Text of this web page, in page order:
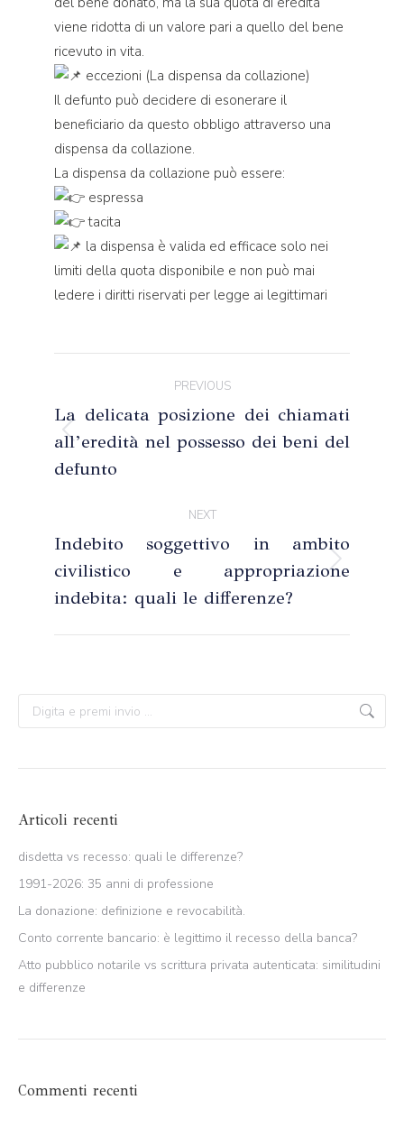
viene ridotta di un valore pari a quello del bene
ricevuto in vita.
eccezioni (La dispensa da collazione)
Il defunto può decidere di esonerare il
beneficiario da questo obbligo attraverso una
dispensa da collazione.
La dispensa da collazione può essere:
espressa
tacita
la dispensa è valida ed efficace solo nei
limiti della quota disponibile e non può mai
ledere i diritti riservati per legge ai legittimari
navigation
PREVIOUS
Previous
La delicata posizione dei chiamati
all’eredità nel possesso dei beni del
defunto
NEXT
Next
post:
Indebito soggettivo in ambito
civilistico e appropriazione
indebita: quali le differenze?
Search:
Articoli recenti
disdetta vs recesso: quali le differenze?
1991-2026: 35 anni di professione
La donazione: definizione e revocabilità.
Conto corrente bancario: è legittimo il recesso della banca?
Atto pubblico notarile vs scrittura privata autenticata: similitudini
e differenze
Commenti recenti